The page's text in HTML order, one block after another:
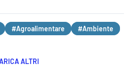
#Agroalimentare
#Ambiente
ALTRI